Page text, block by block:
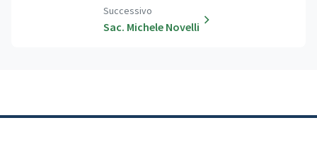
Successivo
Sac. Michele Novelli